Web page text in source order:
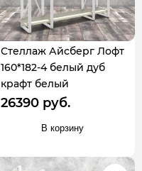
Стеллаж Айсберг Лофт
160*182-4 белый дуб
крафт белый
26390 руб.
В корзину